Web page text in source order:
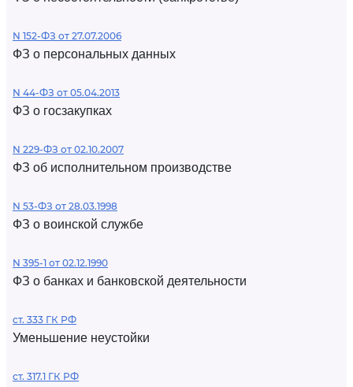
N 152-ФЗ от 27.07.2006
ФЗ о персональных данных
N 44-ФЗ от 05.04.2013
ФЗ о госзакупках
N 229-ФЗ от 02.10.2007
ФЗ об исполнительном производстве
N 53-ФЗ от 28.03.1998
ФЗ о воинской службе
N 395-1 от 02.12.1990
ФЗ о банках и банковской деятельности
ст. 333 ГК РФ
Уменьшение неустойки
ст. 317.1 ГК РФ